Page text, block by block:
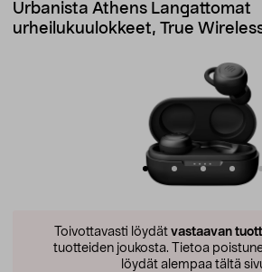
Urbanista Athens Langattomat
urheilukuulokkeet, True
Toivottavasti löydät vastaavan
tuotteiden joukosta. Tietoa
löydät alempaa tältä